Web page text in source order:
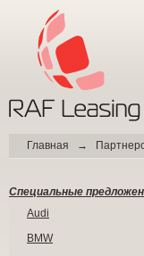
Главная →
Специальные
Audi
BMW